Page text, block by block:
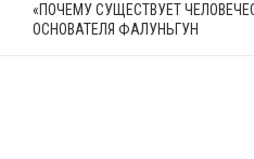
«ПОЧЕМУ СУЩЕСТВУЕТ
ОСНОВАТЕЛЯ ФАЛУНЬГУН